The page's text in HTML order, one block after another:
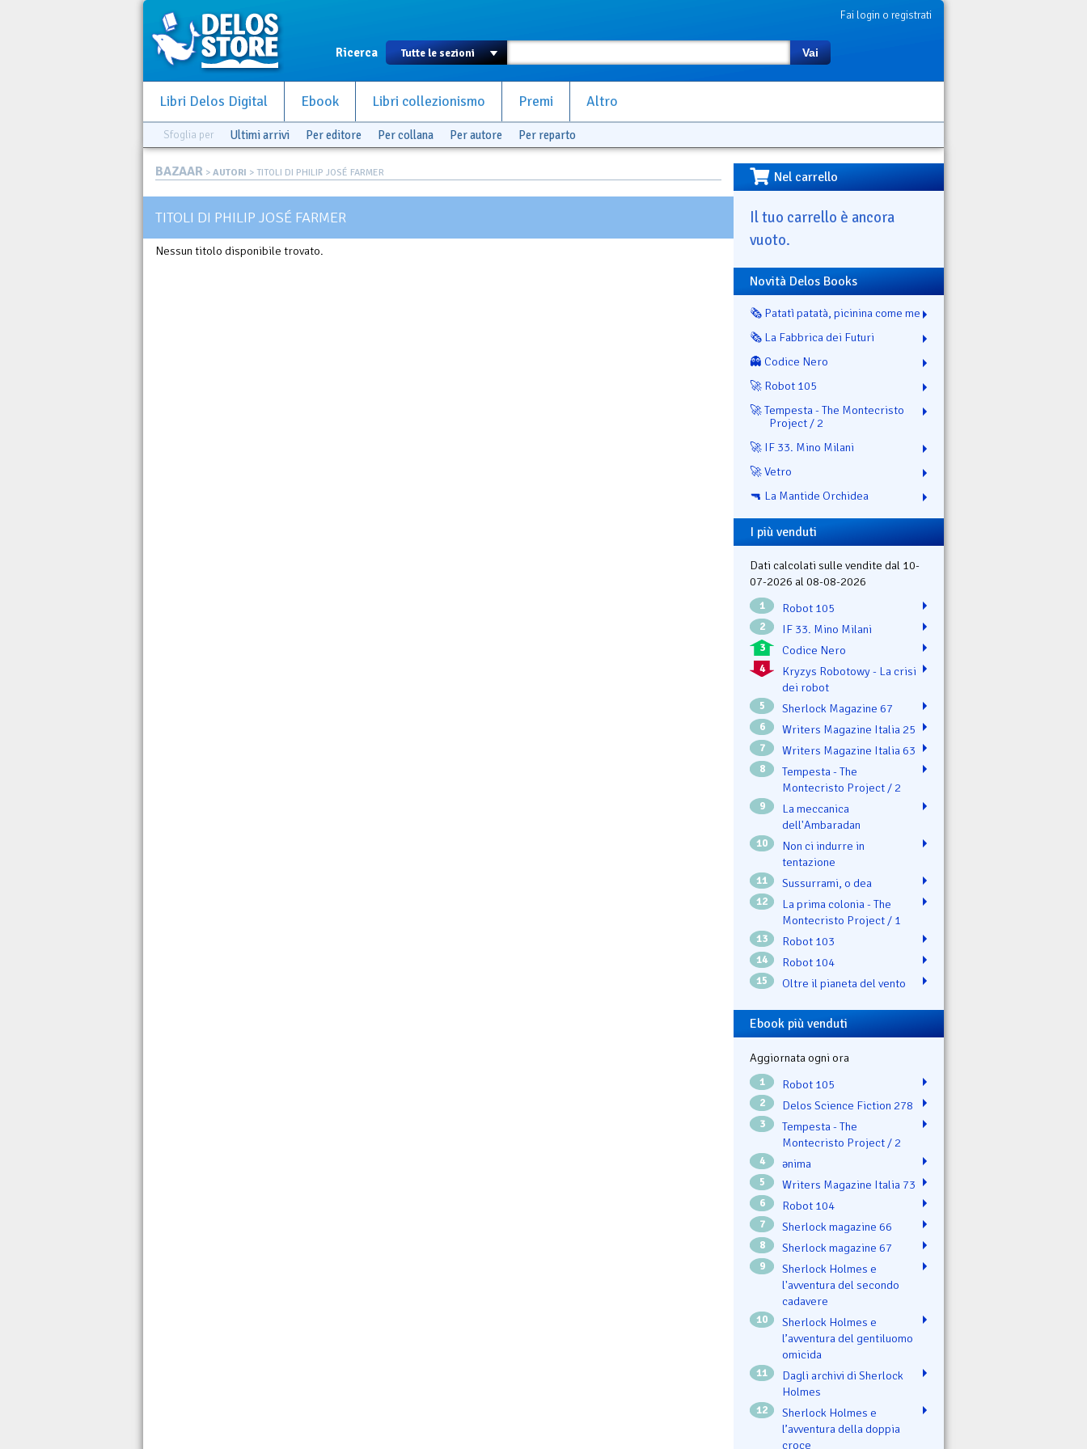
Fai login o registrati
Ricerca Vai
Libri Delos Digital Ebook Libri collezionismo Premi Altro
Sfoglia per Ultimi arrivi Per editore Per collana Per autore Per reparto
BAZAAR > AUTORI > TITOLI DI PHILIP JOSÉ FARMER
TITOLI DI PHILIP JOSÉ FARMER
Nessun titolo disponibile trovato.
Nel carrello
Il tuo carrello è ancora
vuoto.
Novità Delos Books
🗞️ Patatì patatà, picinina come me
🗞️ La Fabbrica dei Futuri
👻 Codice Nero
🚀 Robot 105
🚀 Tempesta - The Montecristo
Project / 2
🚀 IF 33. Mino Milani
🚀 Vetro
🔫 La Mantide Orchidea
I più venduti
Dati calcolati sulle vendite dal 10-
07-2026 al 08-08-2026
1 Robot 105
2 IF 33. Mino Milani
3 Codice Nero
4
Kryzys Robotowy - La crisi
dei robot
5 Sherlock Magazine 67
6 Writers Magazine Italia 25
7 Writers Magazine Italia 63
8
Tempesta - The
Montecristo Project / 2
9
La meccanica
dell'Ambaradan
10
Non ci indurre in
tentazione
11 Sussurrami, o dea
12
La prima colonia - The
Montecristo Project / 1
13 Robot 103
14 Robot 104
15 Oltre il pianeta del vento
Ebook più venduti
Aggiornata ogni ora
1 Robot 105
2 Delos Science Fiction 278
3
Tempesta - The
Montecristo Project / 2
4 ənima
5 Writers Magazine Italia 73
6 Robot 104
7 Sherlock magazine 66
8 Sherlock magazine 67
9
Sherlock Holmes e
l'avventura del secondo
cadavere
10
Sherlock Holmes e
l’avventura del gentiluomo
omicida
11
Dagli archivi di Sherlock
Holmes
12
Sherlock Holmes e
l’avventura della doppia
croce